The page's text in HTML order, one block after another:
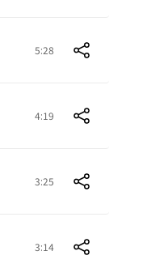
5:28
4:19
3:25
3:14